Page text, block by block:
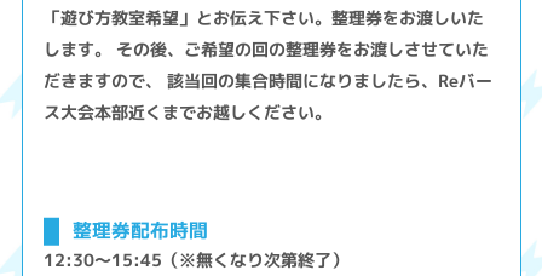
「遊び方教室希望」とお伝え下さい。整理券をお渡しいた
します。 その後、ご希望の回の整理券をお渡しさせていた
だきますので、 該当回の集合時間になりましたら、Reバー
ス大会本部近くまでお越しください。
整理券配布時間
12:30～15:45（※無くなり次第終了）